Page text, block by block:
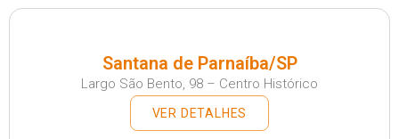
Santana de Parnaíba/SP
Largo São Bento, 98 – Centro Histórico
VER DETALHES